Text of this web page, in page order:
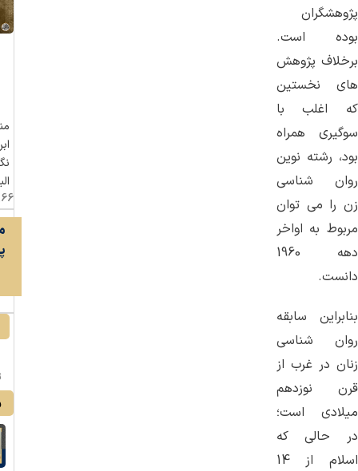
پژوهشگران
بوده است.
برخلاف پژوهش
های نخستین
که اغلب با
سوگیری همراه
بود، رشته نوین
روان شناسی
زن را می توان
مربوط به اواخر
دهه 1960
دانست.
بنابراین سابقه
روان شناسی
زنان در غرب از
قرن نوزدهم
میلادی است؛
در حالی که
اسلام از 14